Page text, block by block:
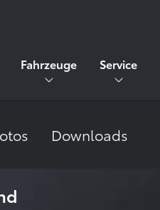
Fahrzeuge Service
Downloads